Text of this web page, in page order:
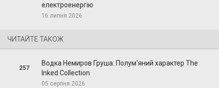
електроенергію
16 липня 2026
ЧИТАЙТЕ ТАКОЖ
257
Водка Немиров Груша: Полум'яний характер The
Inked Collection
05 серпня 2026